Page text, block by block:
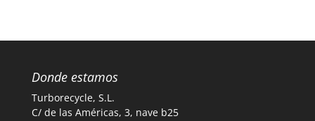
Donde estamos
Turborecycle, S.L.
C/ de las Américas, 3, nave b25